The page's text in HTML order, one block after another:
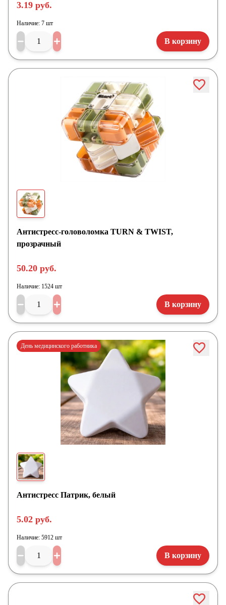
3.19 руб.
Наличие: 7 шт
В корзину
Антистресс-головоломка TURN & TWIST,
прозрачный
50.20 руб.
Наличие: 1524 шт
В корзину
День медицинского работника
Антистресс Патрик, белый
5.02 руб.
Наличие: 5912 шт
В корзину